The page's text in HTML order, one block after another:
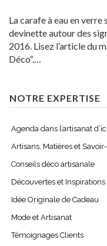
La carafe à eau en verre
devinette autour des
2016. Lisez l’article du
Déco“.…
NOTRE EXPERTISE
Agenda dans l’artisanat
Artisans, Matières et
Conseils déco artisanale
Découvertes et Inspirations
Idée Originale de Cadeau
Mode et Artisanat
Témoignages Clients